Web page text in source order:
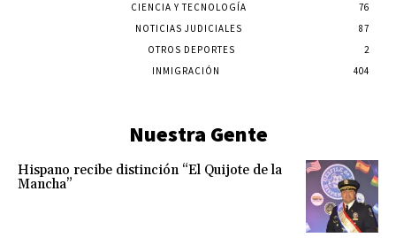
CIENCIA Y TECNOLOGÍA
76
NOTICIAS JUDICIALES
87
OTROS DEPORTES
2
INMIGRACIÓN
404
Nuestra Gente
Hispano recibe distinción “El Quijote de la
Mancha”